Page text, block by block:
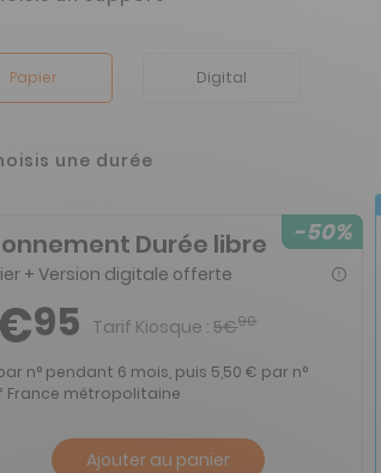
Papier Digital
une durée
-50%
Durée libre
+ Version digitale offerte
95 Tarif Kiosque : 5€90
n° pendant 6 mois, puis 5,50 € par n°
France métropolitaine
Ajouter au panier